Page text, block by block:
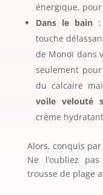
énergique,
Dans le bain
touche
de Monoï dans
seulement
du calcaire
voile velouté
crème
Alors, conquis par
Ne l’oubliez
trousse de plage